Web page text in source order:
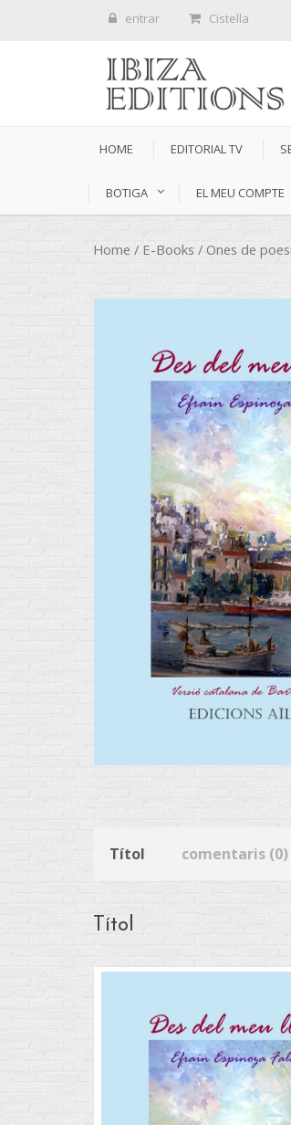
entrar Cistella
HOME EDITORIAL TV
BOTIGA EL MEU COMPTE
Home / E-Books / Ones de
Títol comentaris (0)
Títol